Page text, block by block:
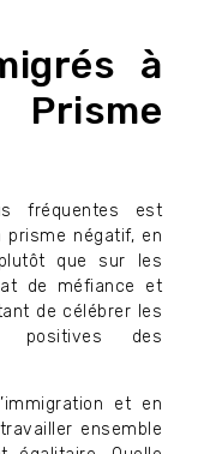
à
fréquentes est
prisme négatif, en
que sur les
de méfiance et
de célébrer les
positives des
et en
ensemble